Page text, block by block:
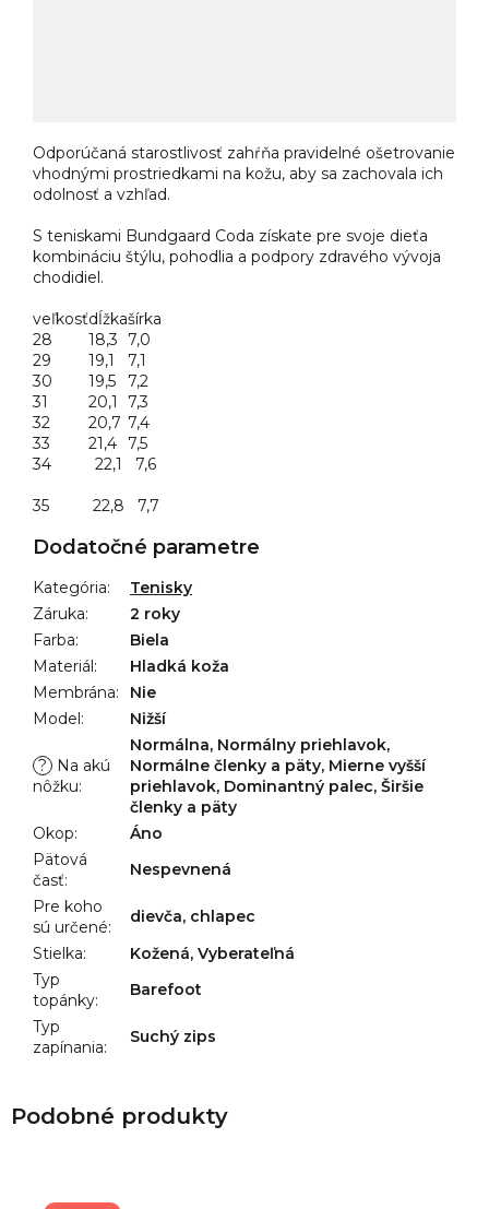
Odporúčaná starostlivosť zahŕňa pravidelné ošetrovanie
vhodnými prostriedkami na kožu, aby sa zachovala ich
odolnosť a vzhľad.
S teniskami Bundgaard Coda získate pre svoje dieťa
kombináciu štýlu, pohodlia a podpory zdravého vývoja
chodidiel.
veľkosťdĺžkašírka
28
18,3
7,0
29
19,1
7,1
30
19,5
7,2
31
20,1
7,3
32
20,7 7,4
33
21,4
7,5
34 22,1 7,6
35 22,8 7,7
Dodatočné parametre
Kategória:
Tenisky
Záruka:
2 roky
Farba:
Biela
Materiál :
Hladká koža
Membrána:
Nie
Model : Nižší
?
Na akú
nôžku:
Normálna, Normálny priehlavok,
Normálne členky a päty, Mierne vyšší
priehlavok, Dominantný palec, Širšie
členky a päty
Okop:
Áno
Pätová
časť:
Nespevnená
Pre koho
sú určené:
dievča, chlapec
Stielka:
Kožená, Vyberateľná
Typ
topánky:
Barefoot
Typ
zapínania:
Suchý zips